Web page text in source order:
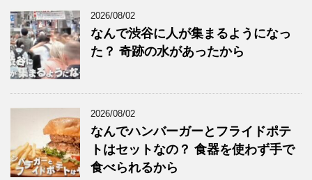
2026/08/02
なんで渋谷に人が集まるようになっ
た？ 奇跡の水があったから
2026/08/02
なんでハンバーガーとフライドポテ
トはセットなの？ 食器を使わず手で
食べられるから